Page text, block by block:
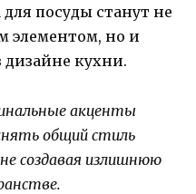
посуды станут не
элементом, но и
кухни.
акценты
общий стиль
создавая излишнюю